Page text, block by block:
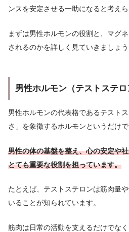
ンスを安定させる一助になると考えら
まずは男性ホルモンの役割と、マグ
されるのかを詳しく見ていきましょう
男性ホルモン（テストステロ
男性ホルモンの代表格であるテスト
さ」を象徴するホルモンというだけで
男性の体の基盤を整え、心の安定や
とても重要な役割を担っています。
たとえば、テストステロンは筋肉量
いることが知られています。
筋肉は日常の活動を支えるだけでな